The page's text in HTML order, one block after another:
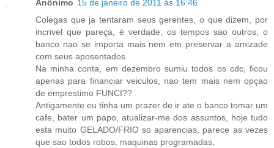
Anônimo 15 de janeiro de 2011 às 16:46
Colegas que ja tentaram seus gerentes, o que dizem, por
incrivel que pareça, é verdade, os tempos sao outros, o
banco nao se importa mais nem em preservar a amizade
com seus aposentados.
Na minha conta, em dezembro sumiu todos os cdc, ficou
apenas para financiar veiculos, nao tem mais nem opçao
de emprestimo FUNCI??
Antigamente eu tinha um prazer de ir ate o banco tomar um
cafe, bater um papo, atualizar-me dos assuntos, hoje tudo
esta muito GELADO/FRIO so aparencias, parece as vezes
que sao todos robos, maquinas programadas,